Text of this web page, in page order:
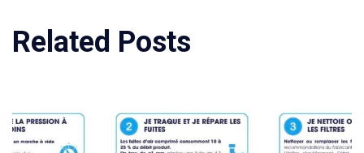
Related Posts